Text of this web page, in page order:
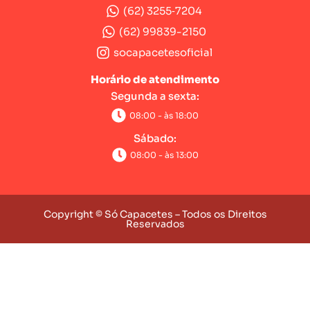
(62) 3255‑7204‬
(62) 99839-2150
socapacetesoficial
Horário de atendimento
Segunda a sexta:
08:00 - às 18:00
Sábado:
08:00 - às 13:00
Copyright © Só Capacetes – Todos os Direitos
Reservados